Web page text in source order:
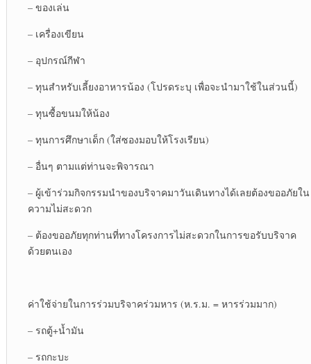
– ของเล่น
– เครื่องเขียน
– อุปกรณ์กีฬา
– ทุนสำหรับเลี้ยงอาหารน้อง (โปรดระบุ เพื่อจะนำมาใช้ในส่วนนี้)
– ทุนซื้อขนมให้น้อง
– ทุนการศึกษาเด็ก (ใส่ซองมอบให้โรงเรียน)
– อื่นๆ ตามแต่ท่านจะพิจารณา
– ผู้เข้าร่วมกิจกรรมนำของบริจาคมาวันเดินทางได้เลยต้องขออภัยใน
ความไม่สะดวก
– ต้องขออภัยทุกท่านที่ทางโครงการไม่สะดวกในการขอรับบริจาค
ด้วยตนเอง
ค่าใช้จ่ายในการร่วมบริจาคร่วมหาร (ห.ร.ม. = หารร่วมมาก)
– รถตู้+น้ำมัน
– รถกะบะ